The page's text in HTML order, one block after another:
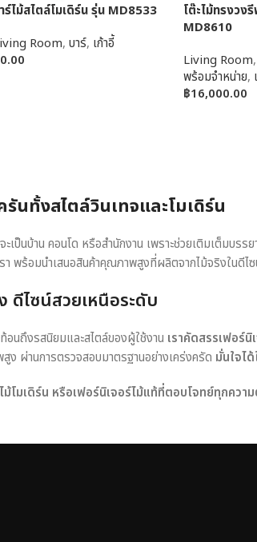
ร์ไม้สไตล์โมเดิร์น รุ่น MD8533
Room, บาร์, เก้าอี้
โต๊ะไม้ทรงวง
MD8610
Living Room,
พร้อมจำหน่าย,
฿16,000.00
นทั้งสไตล์วินเทจและโมเดิร์น
เป็นบ้าน คอนโด หรือสำนักงาน เพราะช่วยเติมเต็ม
า พร้อมนำเสนอสินค้าคุณภาพสูงที่ผลิตจากไม้จริงในดี
ดีไซน์สวยเหนือระดับ
อนถึงรสนิยมและสไตล์ของผู้ใช้งาน เราคัดสรรเฟอร์
ผ่านการตรวจสอบมาตรฐานอย่างเคร่งครัด มั่นใจไ
ม้โมเดิร์น หรือเฟอร์นิเจอร์ไม้แท้ที่ตอบโจทย์ทุกควา